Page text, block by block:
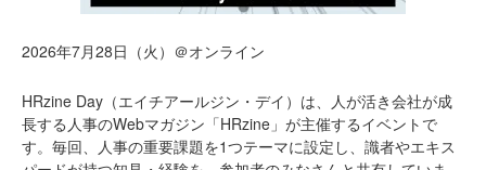
2026年7月28日（火）＠オンライン
HRzine Day（エイチアールジン・デイ）は、人が活き会社が成
長する人事のWebマガジン「HRzine」が主催するイベントで
す。毎回、人事の重要課題を1つテーマに設定し、識者やエキス